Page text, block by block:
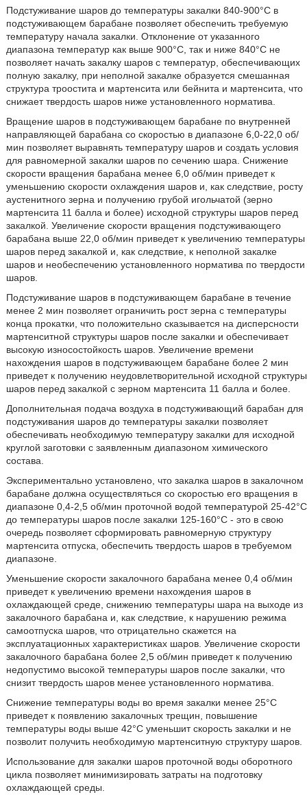
Подстуживание шаров до температуры закалки 840-900°C в
подстуживающем барабане позволяет обеспечить требуемую
температуру начала закалки. Отклонение от указанного
диапазона температур как выше 900°C, так и ниже 840°C не
позволяет начать закалку шаров с температур, обеспечивающих
полную закалку, при неполной закалке образуется смешанная
структура троостита и мартенсита или бейнита и мартенсита, что
снижает твердость шаров ниже установленного норматива.
Вращение шаров в подстуживающем барабане по внутренней
направляющей барабана со скоростью в диапазоне 6,0-22,0 об/
мин позволяет выравнять температуру шаров и создать условия
для равномерной закалки шаров по сечению шара. Снижение
скорости вращения барабана менее 6,0 об/мин приведет к
уменьшению скорости охлаждения шаров и, как следствие, росту
аустенитного зерна и получению грубой игольчатой (зерно
мартенсита 11 балла и более) исходной структуры шаров перед
закалкой. Увеличение скорости вращения подстуживающего
барабана выше 22,0 об/мин приведет к увеличению температуры
шаров перед закалкой и, как следствие, к неполной закалке
шаров и необеспечению установленного норматива по твердости
шаров.
Подстуживание шаров в подстуживающем барабане в течение
менее 2 мин позволяет ограничить рост зерна с температуры
конца прокатки, что положительно сказывается на дисперсности
мартенситной структуры шаров после закалки и обеспечивает
высокую износостойкость шаров. Увеличение времени
нахождения шаров в подстуживающем барабане более 2 мин
приведет к получению неудовлетворительной исходной структуры
шаров перед закалкой с зерном мартенсита 11 балла и более.
Дополнительная подача воздуха в подстуживающий барабан для
подстуживания шаров до температуры закалки позволяет
обеспечивать необходимую температуру закалки для исходной
круглой заготовки с заявленным диапазоном химического
состава.
Экспериментально установлено, что закалка шаров в закалочном
барабане должна осуществляться со скоростью его вращения в
диапазоне 0,4-2,5 об/мин проточной водой температурой 25-42°C
до температуры шаров после закалки 125-160°C - это в свою
очередь позволяет сформировать равномерную структуру
мартенсита отпуска, обеспечить твердость шаров в требуемом
диапазоне.
Уменьшение скорости закалочного барабана менее 0,4 об/мин
приведет к увеличению времени нахождения шаров в
охлаждающей среде, снижению температуры шара на выходе из
закалочного барабана и, как следствие, к нарушению режима
самоотпуска шаров, что отрицательно скажется на
эксплуатационных характеристиках шаров. Увеличение скорости
закалочного барабана более 2,5 об/мин приведет к получению
недопустимо высокой температуры шаров после закалки, что
снизит твердость шаров менее установленного норматива.
Снижение температуры воды во время закалки менее 25°C
приведет к появлению закалочных трещин, повышение
температуры воды выше 42°C уменьшит скорость закалки и не
позволит получить необходимую мартенситную структуру шаров.
Использование для закалки шаров проточной воды оборотного
цикла позволяет минимизировать затраты на подготовку
охлаждающей среды.